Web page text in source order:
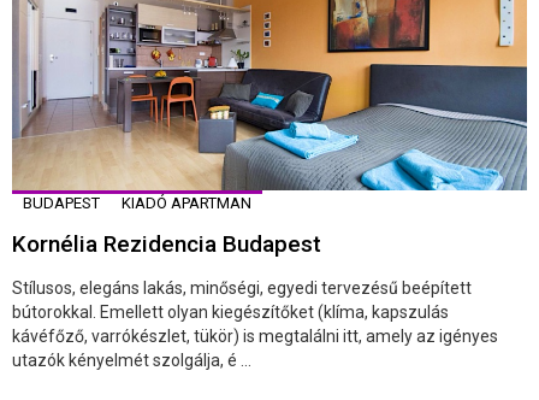
BUDAPEST KIADÓ APARTMAN
Kornélia Rezidencia Budapest
Stílusos, elegáns lakás, minőségi, egyedi tervezésű beépített
bútorokkal. Emellett olyan kiegészítőket (klíma, kapszulás
kávéfőző, varrókészlet, tükör) is megtalálni itt, amely az igényes
utazók kényelmét szolgálja, é ...